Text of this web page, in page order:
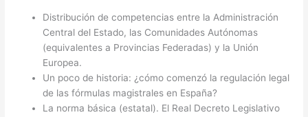
Distribución de competencias entre la Administración
Central del Estado, las Comunidades Autónomas
(equivalentes a Provincias Federadas) y la Unión
Europea.
Un poco de historia: ¿cómo comenzó la regulación legal
de las fórmulas magistrales en España?
La norma básica (estatal). El Real Decreto Legislativo